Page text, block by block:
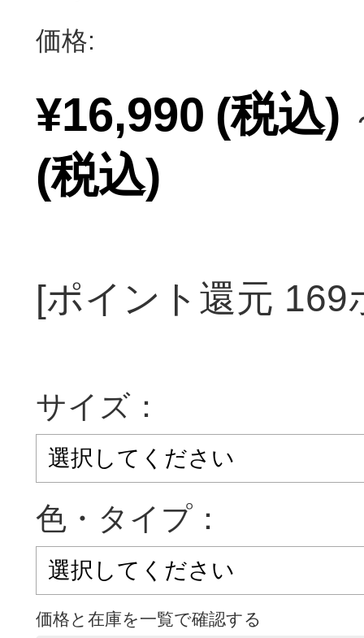
価格:
¥16,990 (税込)
(税込)
[ポイント還元 169
サイズ：
色・タイプ：
価格と在庫を一覧で確認する